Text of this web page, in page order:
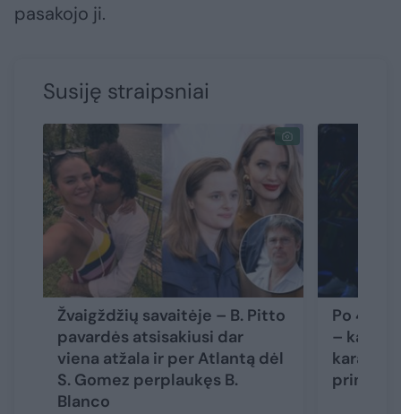
pasakojo ji.
Susiję straipsniai
Žvaigždžių savaitėje – B. Pitto
pavardės atsisakiusi dar
viena atžala ir per Atlantą dėl
S. Gomez perplaukęs B.
Blanco
Po 4
–
princo